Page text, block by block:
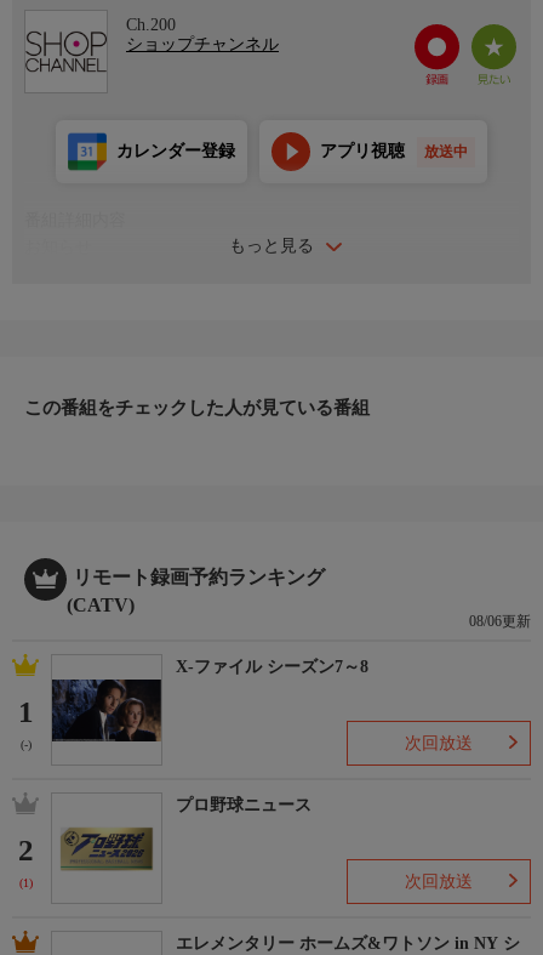
Ch.200
ショップチャンネル
もっと見る
カレンダー登録 アプリ視聴 放送中
ヤーが厳選した商品を24時間ご紹介。世界中の逸品に出会う喜び
この番組をチェックした人が見ている番組
リモート録画予約ランキング
(CATV)
08/06更新
1
(-)
X-ファイル シーズン7～8
次回放送
2
(1)
プロ野球ニュース
次回放送
エレメンタリー ホームズ&ワトソン in NY シ